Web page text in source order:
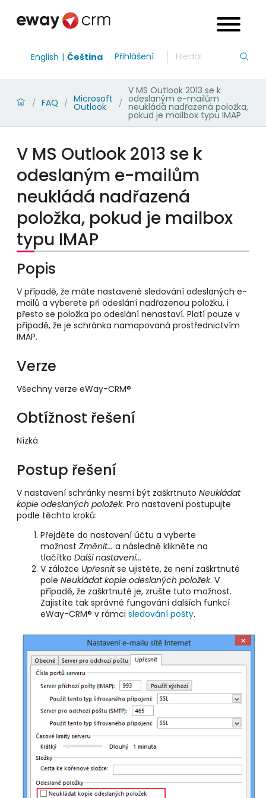
English Čeština Přihlášení
/ FAQ / Microsoft
Outlook /
V MS Outlook 2013 se k
odeslaným e-mailům
neukládá nadřazená položka,
pokud je mailbox typu IMAP
V MS Outlook 2013 se k
odeslaným e-mailům
neukládá nadřazená
položka, pokud je mailbox
typu IMAP
Popis
V případě, že máte nastavené sledování odeslaných e-
mailů a vyberete při odeslání nadřazenou položku, i
přesto se položka po odeslání nenastaví. Platí pouze v
případě, že je schránka namapovaná prostřednictvím
IMAP.
Verze
Všechny verze eWay-CRM®
Obtížnost řešení
Nízká
Postup řešení
V nastavení schránky nesmí být zaškrtnuto Neukládat
kopie odeslaných položek. Pro nastavení postupujte
podle těchto kroků:
Přejděte do nastavení účtu a vyberte
možnost Změnit... a následně klikněte na
tlačítko Další nastavení...
V záložce Upřesnitse ujistěte, že není zaškrtnuté
pole Neukládat kopie odeslaných položek. V
případě, že zaškrtnuté je, zrušte tuto možnost.
Zajistíte tak správné fungování dalších funkcí
eWay-CRM® v rámci sledování pošty.